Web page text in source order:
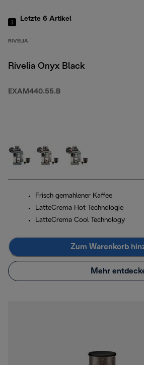
Letzte 6 Artikel
RIVELIA
Rivelia Onyx Black
EXAM440.55.B
Frisch gemahlener Kaffee
LatteCrema Hot Technologie
LatteCrema Cool Technology
Zum Warenkorb
Mehr